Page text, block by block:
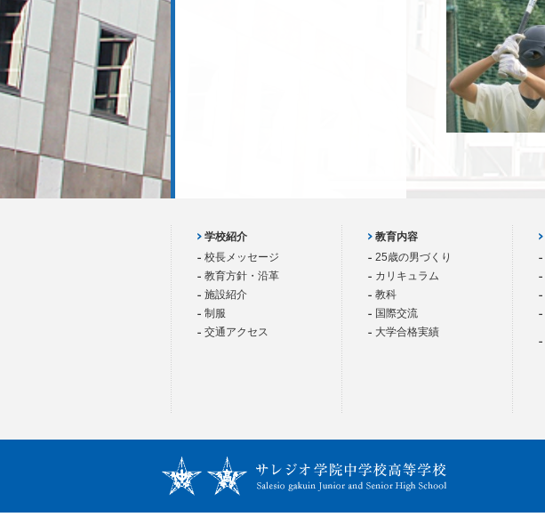
学校紹介
校長メッセージ
教育方針・沿革
施設紹介
制服
交通アクセス
教育内容
25歳の男づくり
カリキュラム
教科
国際交流
大学合格実績